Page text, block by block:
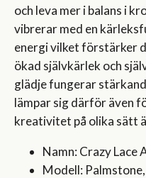
och leva mer i balans i
vibrerar med en
energi vilket förstärker
ökad självkärlek och
glädje fungerar
lämpar sig därför även
kreativitet på olika sätt
Namn: Crazy Lace
Modell: